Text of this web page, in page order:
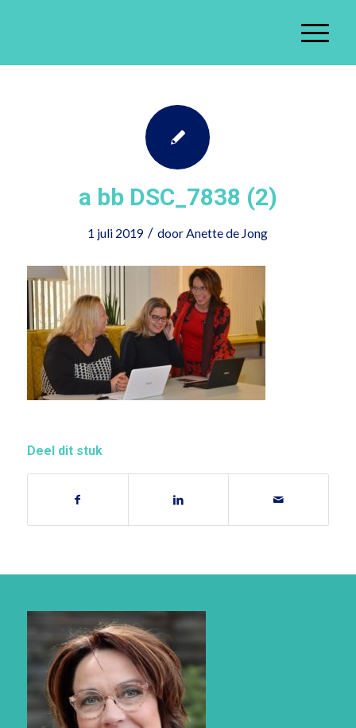
a bb DSC_7838 (2)
1 juli 2019 / doorAnette de Jong
Deel dit stuk